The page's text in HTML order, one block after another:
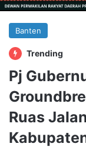
Banten
Trending
Pj
Ruas